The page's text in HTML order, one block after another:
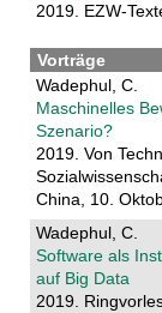
2019. EZW-
Vorträge
Wadephul, C.
Maschinelles
Szenario?
2019. Von
China, 10.
Wadephul, C.
Software als
auf Big Data
2019.